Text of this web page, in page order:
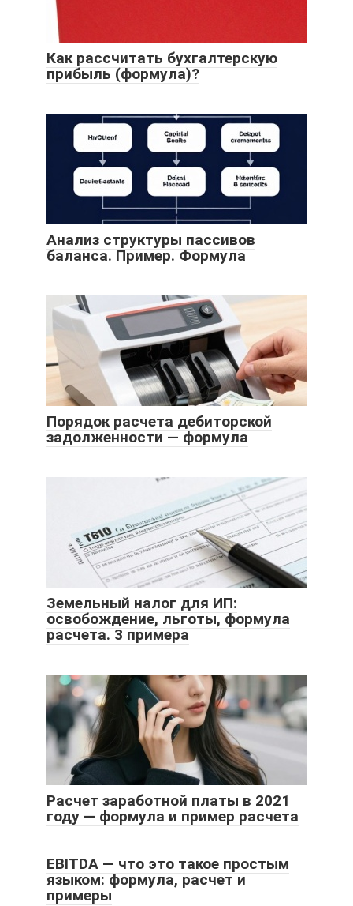
Как рассчитать бухгалтерскую
прибыль (формула)?
Анализ структуры пассивов
баланса. Пример. Формула
Порядок расчета дебиторской
задолженности — формула
Земельный налог для ИП:
освобождение, льготы, формула
расчета. 3 примера
Расчет заработной платы в 2021
году — формула и пример расчета
EBITDA — что это такое простым
языком: формула, расчет и
примеры